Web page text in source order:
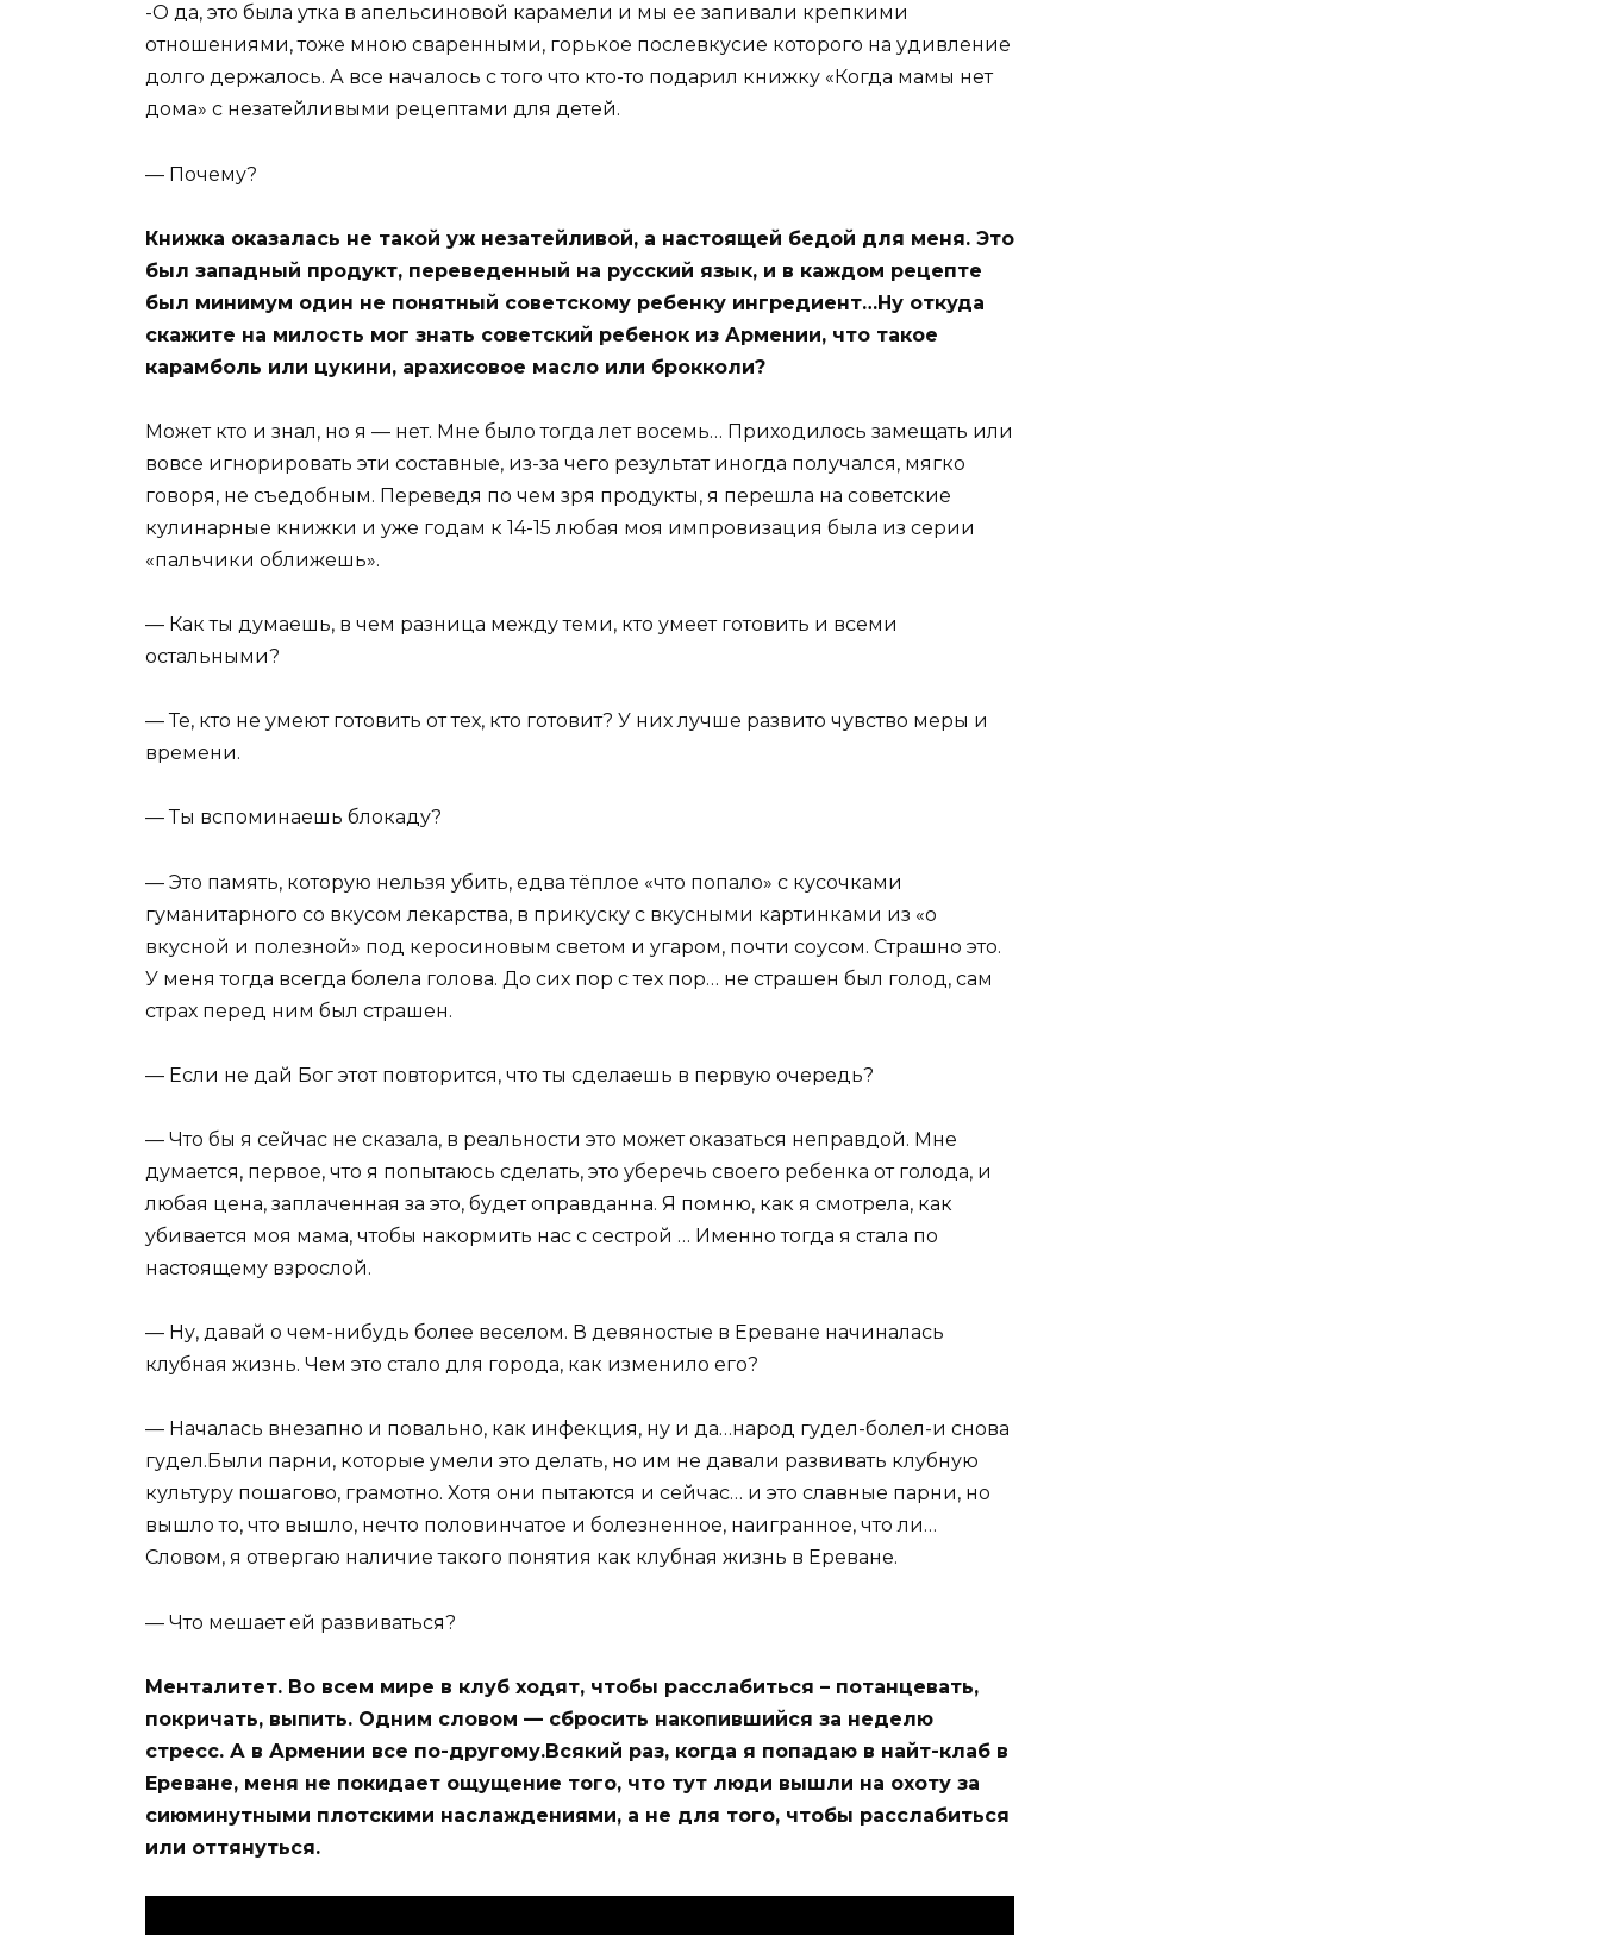
-О да, это была утка в апельсиновой карамели и мы ее запивали крепкими
отношениями, тоже мною сваренными, горькое послевкусие которого на удивление
долго держалось. А все началось с того что кто-то подарил книжку «Когда мамы нет
дома» с незатейливыми рецептами для детей.
— Почему?
Книжка оказалась не такой уж незатейливой, а настоящей бедой для меня. Это
был западный продукт, переведенный на русский язык, и в каждом рецепте
был минимум один не понятный советскому ребенку ингредиент…Ну откуда
скажите на милость мог знать советский ребенок из Армении, что такое
карамболь или цукини, арахисовое масло или брокколи?
Может кто и знал, но я — нет. Мне было тогда лет восемь… Приходилось замещать или
вовсе игнорировать эти составные, из-за чего результат иногда получался, мягко
говоря, не съедобным. Переведя по чем зря продукты, я перешла на советские
кулинарные книжки и уже годам к 14-15 любая моя импровизация была из серии
«пальчики оближешь».
— Как ты думаешь, в чем разница между теми, кто умеет готовить и всеми
остальными?
— Те, кто не умеют готовить от тех, кто готовит? У них лучше развито чувство меры и
времени.
— Ты вспоминаешь блокаду?
— Это память, которую нельзя убить, едва тёплое «что попало» с кусочками
гуманитарного со вкусом лекарства, в прикуску с вкусными картинками из «о
вкусной и полезной» под керосиновым светом и угаром, почти соусом. Страшно это.
У меня тогда всегда болела голова. До сих пор с тех пор… не страшен был голод, сам
страх перед ним был страшен.
— Если не дай Бог этот повторится, что ты сделаешь в первую очередь?
— Что бы я сейчас не сказала, в реальности это может оказаться неправдой. Мне
думается, первое, что я попытаюсь сделать, это уберечь своего ребенка от голода, и
любая цена, заплаченная за это, будет оправданна. Я помню, как я смотрела, как
убивается моя мама, чтобы накормить нас с сестрой … Именно тогда я стала по
настоящему взрослой.
— Ну, давай о чем-нибудь более веселом. В девяностые в Ереване начиналась
клубная жизнь. Чем это стало для города, как изменило его?
— Началась внезапно и повально, как инфекция, ну и да…народ гудел-болел-и снова
гудел.Были парни, которые умели это делать, но им не давали развивать клубную
культуру пошагово, грамотно. Хотя они пытаются и сейчас… и это славные парни, но
вышло то, что вышло, нечто половинчатое и болезненное, наигранное, что ли…
Словом, я отвергаю наличие такого понятия как клубная жизнь в Ереване.
— Что мешает ей развиваться?
Менталитет. Во всем мире в клуб ходят, чтобы расслабиться – потанцевать,
покричать, выпить. Одним словом — сбросить накопившийся за неделю
стресс. А в Армении все по-другому.Всякий раз, когда я попадаю в найт-клаб в
Ереване, меня не покидает ощущение того, что тут люди вышли на охоту за
сиюминутными плотскими наслаждениями, а не для того, чтобы расслабиться
или оттянуться.